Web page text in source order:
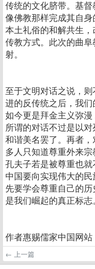
传统的文化脐带。基
像佛教那样完成其自
本土礼俗的和解共生
传教方式。此次的曲
射。
至于文明对话之说，
进的反传统之后，我们
如今更是拜金主义弥
所谓的对话不过是以
和谐美名罢了。再者
多人只知道尊重外来
孔夫子若是被尊重也就
中国要向实现伟大的
先要学会尊重自己的
是我们崛起的真正标志
作者惠赐儒家中国网站
← 上一篇